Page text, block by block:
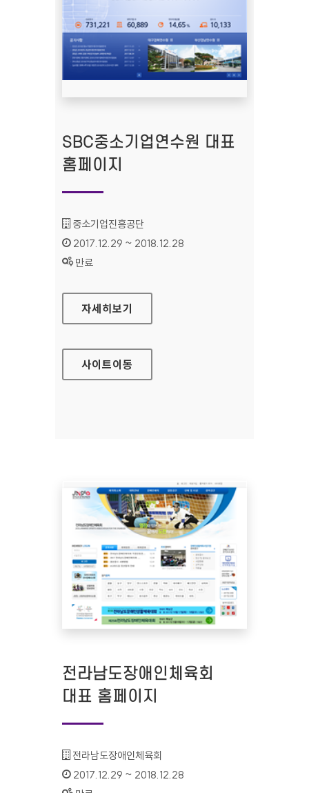
SBC중소기업연수원​​​​ 대표
홈페이지
기관명 :
중소기업진흥공단 ​​​​​​
인증기간 :
2017.12.29 ~ 2018.12.28
상태 :
만료
SBC중소기업연수원​​​​ 대표 홈페이지
자세히보기
사이트이동
전라남도장애인체육회
대표 홈페이지
기관명 :
전라남도장애인체육회
인증기간 :
2017.12.29 ~ 2018.12.28